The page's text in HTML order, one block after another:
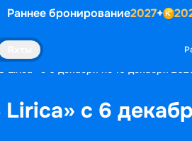
Раннее бронирование2027+
Lirica» с 6 декабря по 16 декабря
с 6